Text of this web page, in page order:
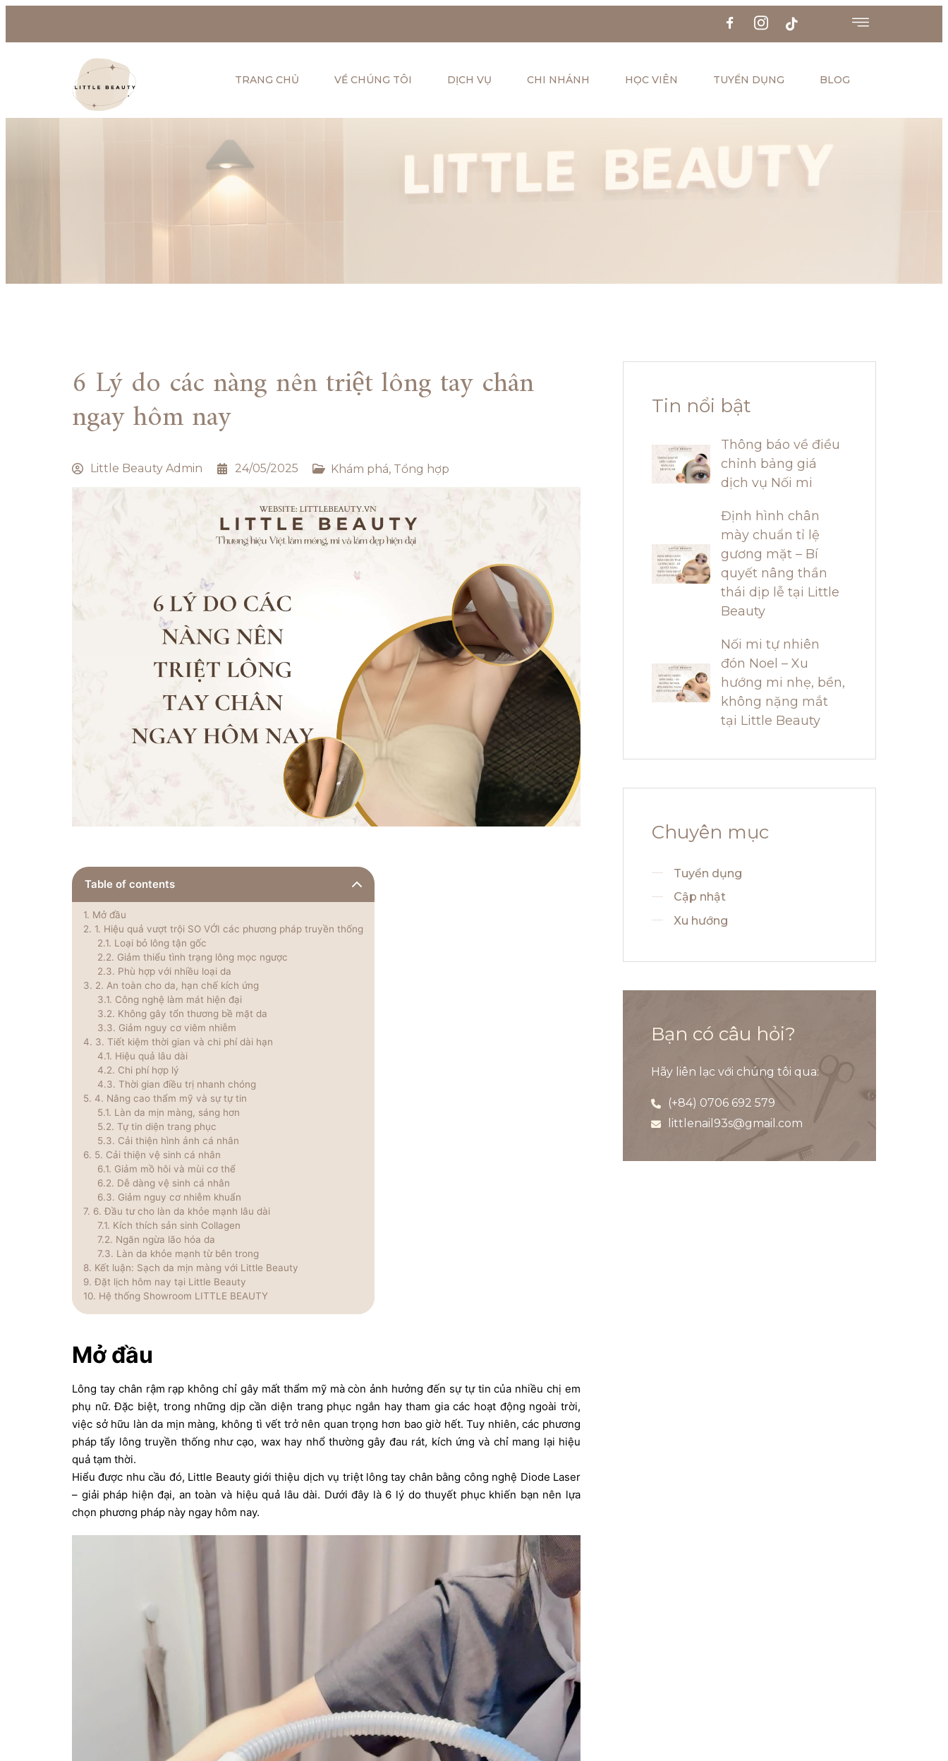
TRANG CHỦ VỀ CHÚNG TÔI DỊCH VỤ CHI NHÁNH HỌC VIÊN TUYỂN DỤNG BLOG
6 Lý do các nàng nên triệt lông tay chân
ngay hôm nay
Little Beauty Admin 24/05/2025 Khám phá, Tổng hợp
Table of contents
Mở đầu
1. Hiệu quả vượt trội SO VỚI các phương pháp truyền thống
Loại bỏ lông tận gốc
Giảm thiểu tình trạng lông mọc ngược
Phù hợp với nhiều loại da
2. An toàn cho da, hạn chế kích ứng
Công nghệ làm mát hiện đại
Không gây tổn thương bề mặt da
Giảm nguy cơ viêm nhiễm
3. Tiết kiệm thời gian và chi phí dài hạn
Hiệu quả lâu dài
Chi phí hợp lý
Thời gian điều trị nhanh chóng
4. Nâng cao thẩm mỹ và sự tự tin
Làn da mịn màng, sáng hơn
Tự tin diện trang phục
Cải thiện hình ảnh cá nhân
5. Cải thiện vệ sinh cá nhân
Giảm mồ hôi và mùi cơ thể
Dễ dàng vệ sinh cá nhân
Giảm nguy cơ nhiễm khuẩn
6. Đầu tư cho làn da khỏe mạnh lâu dài
Kích thích sản sinh Collagen
Ngăn ngừa lão hóa da
Làn da khỏe mạnh từ bên trong
Kết luận: Sạch da mịn màng với Little Beauty
Đặt lịch hôm nay tại Little Beauty
Hệ thống Showroom LITTLE BEAUTY
Mở đầu
Lông tay chân rậm rạp không chỉ gây mất thẩm mỹ mà còn ảnh hưởng đến sự tự tin của nhiều chị em
phụ nữ. Đặc biệt, trong những dịp cần diện trang phục ngắn hay tham gia các hoạt động ngoài trời,
việc sở hữu làn da mịn màng, không tì vết trở nên quan trọng hơn bao giờ hết. Tuy nhiên, các phương
pháp tẩy lông truyền thống như cạo, wax hay nhổ thường gây đau rát, kích ứng và chỉ mang lại hiệu
quả tạm thời.
Hiểu được nhu cầu đó, Little Beauty giới thiệu dịch vụ triệt lông tay chân bằng công nghệ Diode Laser
– giải pháp hiện đại, an toàn và hiệu quả lâu dài. Dưới đây là 6 lý do thuyết phục khiến bạn nên lựa
chọn phương pháp này ngay hôm nay.
Tin nổi bật
Thông báo về điều
chỉnh bảng giá
dịch vụ Nối mi
Định hình chân
mày chuẩn tỉ lệ
gương mặt – Bí
quyết nâng thần
thái dịp lễ tại Little
Beauty
Nối mi tự nhiên
đón Noel – Xu
hướng mi nhẹ, bền,
không nặng mắt
tại Little Beauty
Chuyên mục
Tuyển dụng
Cập nhật
Xu hướng
Bạn có câu hỏi?
Hãy liên lạc với chúng tôi qua:
(+84) 0706 692 579
littlenail93s@gmail.com